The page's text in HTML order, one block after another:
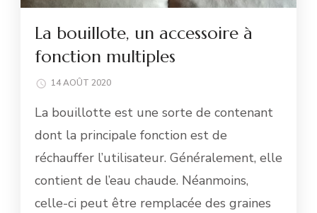
La bouillote, un accessoire à
fonction multiples
14 AOÛT 2020
La bouillotte est une sorte de contenant
dont la principale fonction est de
réchauffer l’utilisateur. Généralement, elle
contient de l’eau chaude. Néanmoins,
celle-ci peut être remplacée des graines